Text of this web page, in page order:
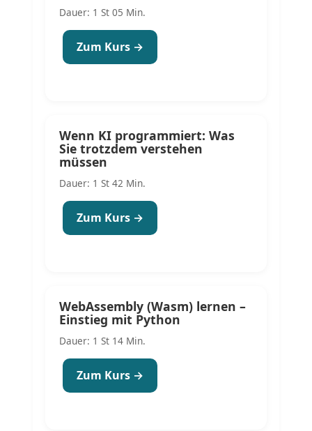
Dauer: 1 St 05 Min.
Zum Kurs →
Wenn KI programmiert: Was
Sie trotzdem verstehen
müssen
Dauer: 1 St 42 Min.
Zum Kurs →
WebAssembly (Wasm) lernen –
Einstieg mit Python
Dauer: 1 St 14 Min.
Zum Kurs →